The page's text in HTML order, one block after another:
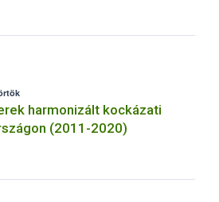
harmonizált kockázati
(2011-2020)